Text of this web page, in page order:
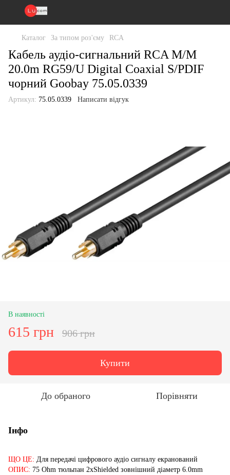
Каталог За типом роз'єму RCA
Кабель аудіо-сигнальний RCA M/M
20.0m RG59/U Digital Coaxial S/PDIF
чорний Goobay 75.05.0339
Артикул: 75.05.0339 Написати відгук
В наявності
615 грн 906 грн
Купити
До обраного Порівняти
Інфо
ЩО ЦЕ: Для передачі цифрового аудіо сигналу екранований
ОПИС: 75 Ohm тюльпан 2xShielded зовнішний діаметр 6.0mm